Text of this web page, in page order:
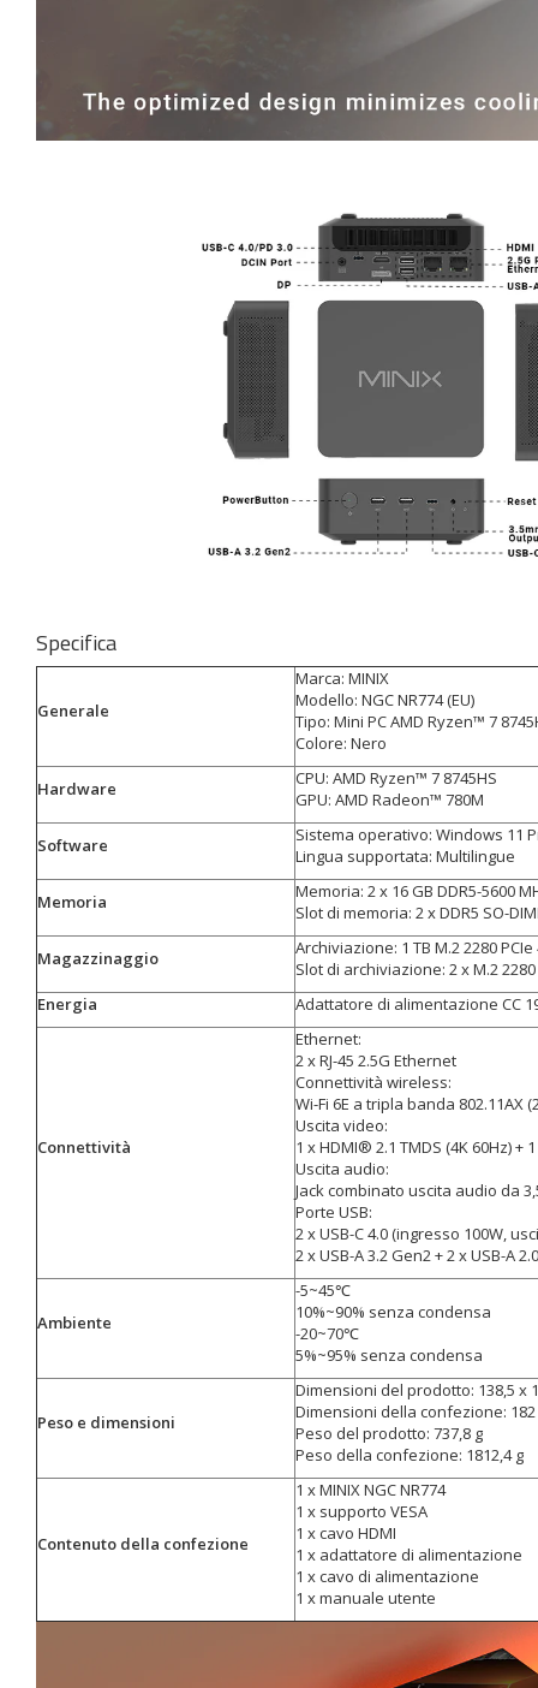
Specifica
Generale
Marca: MINIX
Modello: NGC NR774 (EU)
Tipo: Mini PC AMD Ryzen™ 7
Colore: Nero
Hardware
CPU: AMD Ryzen™ 7 8745HS
GPU: AMD Radeon™ 780M
Software
Sistema operativo: Windows 11
Lingua supportata: Multilingue
Memoria
Memoria: 2 x 16 GB DDR5-5600
Slot di memoria: 2 x DDR5 SO-
Magazzinaggio
Archiviazione: 1 TB M.2 2280 PCIe
Slot di archiviazione: 2 x M.2
Energia
Adattatore di alimentazione CC
Connettività
Ethernet:
2 x RJ-45 2.5G Ethernet
Connettività wireless:
Wi-Fi 6E a tripla banda 802.11AX
Uscita video:
1 x HDMI® 2.1 TMDS (4K 60Hz) +
Uscita audio:
Jack combinato uscita audio da
Porte USB:
2 x USB-C 4.0 (ingresso 100W,
2 x USB-A 3.2 Gen2 + 2 x USB-A 2.0
Ambiente
-5~45℃
10%~90% senza condensa
-20~70℃
5%~95% senza condensa
Peso e dimensioni
Dimensioni del prodotto: 138,5 x
Dimensioni della confezione: 182
Peso del prodotto: 737,8 g
Peso della confezione: 1812,4 g
Contenuto della confezione
1 x MINIX NGC NR774
1 x supporto VESA
1 x cavo HDMI
1 x adattatore di alimentazione
1 x cavo di alimentazione
1 x manuale utente